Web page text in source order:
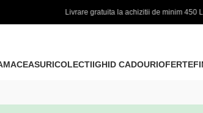
de minim 450 LEI 🌞 FINAL
CEASURICOLECTIIGHID CADOURIOFERTE